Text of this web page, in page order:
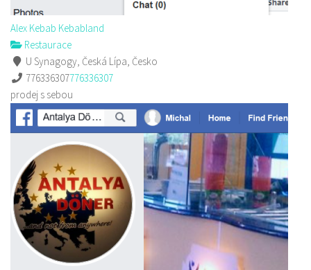
Alex Kebab Kebabland
Restaurace
U Synagogy, Česká Lípa, Česko
776336307776336307
prodej s sebou